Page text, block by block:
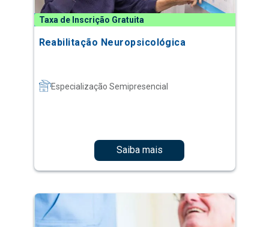
Taxa de Inscrição Gratuita
Reabilitação Neuropsicológica
Especialização Semipresencial
Saiba mais